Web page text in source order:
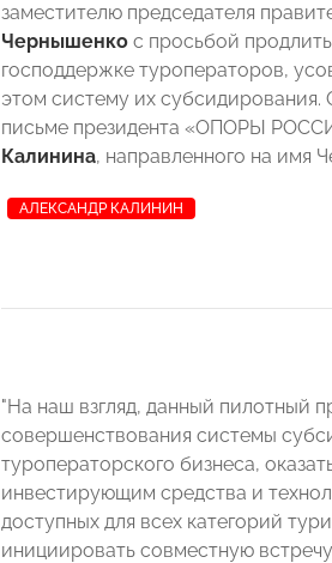
заместителю председателя
Чернышенко с просьбой
господдержке туроператоров,
этом систему их субсидирования.
письме президента «ОПОРЫ
Калинина, направленного на имя
АЛЕКСАНДР КАЛИНИН
"На наш взгляд, данный пилотный
совершенствования системы
туроператорского бизнеса,
инвестирующим средства и
доступных для всех категорий
инициировать совместную